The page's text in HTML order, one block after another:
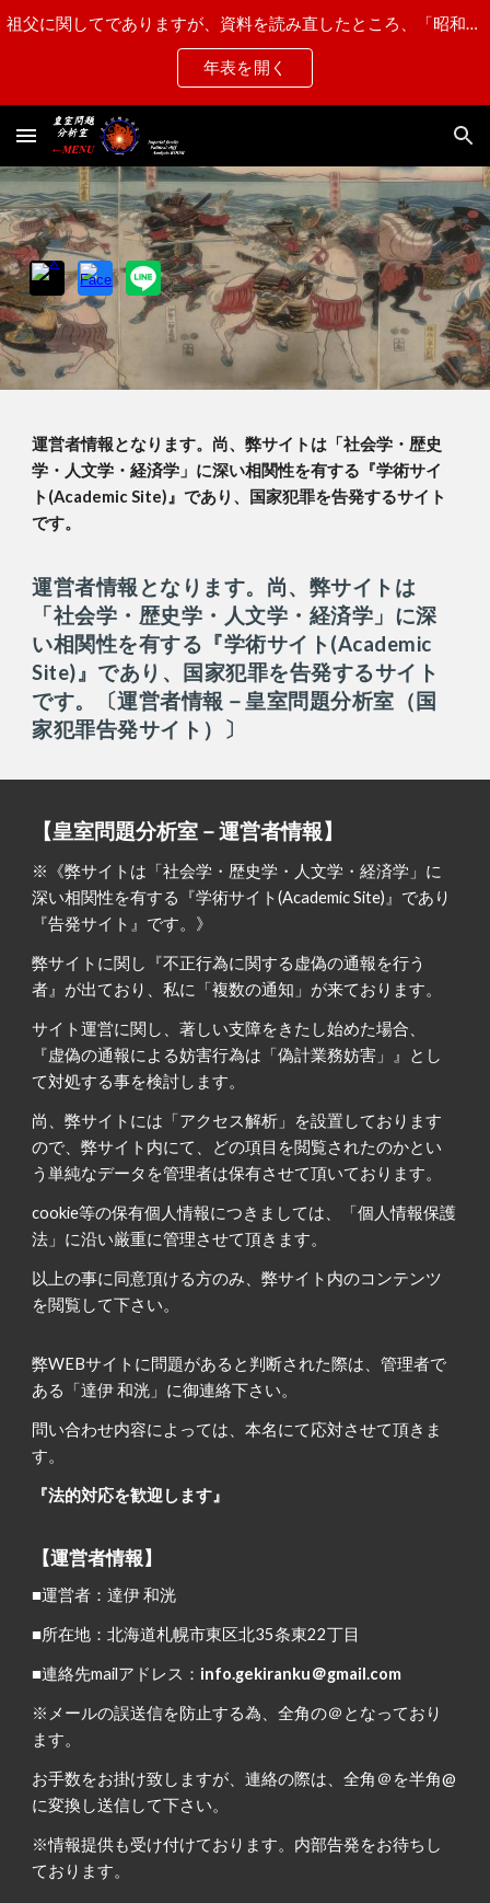
祖父に関してでありますが、資料を読み直したところ、「昭和15年第一乙種と認定され"近衛師団第一連隊"に配属された」との記述がある事から、"甲種合格"から"第一乙種"に訂正させて頂きます。
年表を開く
運営者情報となります。尚、弊サイトは「社会学・歴史
学・人文学・経済学」に深い相関性を有する『学術サイ
ト(Academic Site)』であり、国家犯罪を告発するサイト
です。
運営者情報となります。尚、弊サイトは
「社会学・歴史学・人文学・経済学」に深
い相関性を有する『学術サイト(Academic
Site)』であり、国家犯罪を告発するサイト
です。〔運営者情報－皇室問題分析室（国
家犯罪告発サイト）〕
【皇室問題分析室－運営者情報】
※《弊サイトは「社会学・歴史学・人文学・経済学」に
深い相関性を有する『学術サイト(Academic Site)』であり
『告発サイト』です。》
弊サイトに関し『不正行為に関する虚偽の通報を行う
者』が出ており、私に「複数の通知」が来ております。
サイト運営に関し、著しい支障をきたし始めた場合、
『虚偽の通報による妨害行為は「偽計業務妨害」』とし
て対処する事を検討します。
尚、弊サイトには「アクセス解析」を設置しております
ので、弊サイト内にて、どの項目を閲覧されたのかとい
う単純なデータを管理者は保有させて頂いております。
cookie等の保有個人情報につきましては、「個人情報保護
法」に沿い厳重に管理させて頂きます。
以上の事に同意頂ける方のみ、弊サイト内のコンテンツ
を閲覧して下さい。
弊WEBサイトに問題があると判断された際は、管理者で
ある「達伊 和洸」に御連絡下さい。
問い合わせ内容によっては、本名にて応対させて頂きま
す。
『法的対応を歓迎します』
【運営者情報】
■運営者：達伊 和洸
■所在地：北海道札幌市東区北35条東22丁目
■連絡先mailアドレス： info.gekiranku＠gmail.com
※メールの誤送信を防止する為、全角の＠となっており
ます。
お手数をお掛け致しますが、連絡の際は、全角＠を半角@
に変換し送信して下さい。
※情報提供も受け付けております。内部告発をお待ちし
ております。